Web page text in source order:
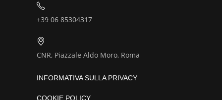
+39 06 85304317
CNR, Piazzale Aldo Moro, Roma
INFORMATIVA SULLA PRIVACY
COOKIE POLICY